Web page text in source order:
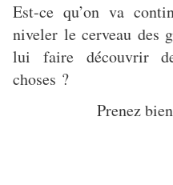
Est-ce qu’on va
niveler le cerveau des
lui faire découvrir
choses ?
Prenez